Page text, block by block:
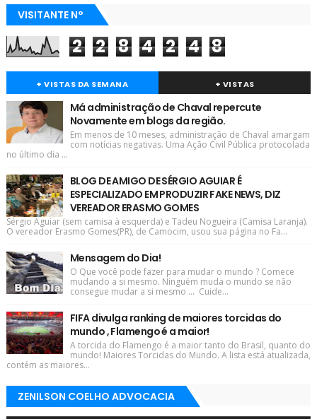
VISITANTE N°
2 2 8 4 2 4 8
+ VISTAS DA SEMANA + VISTAS
Má administração de Chaval repercute
Novamente em blogs da região.
Em menos de 10 meses, administração de Chaval amargam
com notícias negativas. Uma Ação Civil Pública protocolada
no último dia ...
BLOG DE AMIGO DE SÉRGIO AGUIAR É
ESPECIALIZADO EM PRODUZIR FAKE NEWS, DIZ
VEREADOR ERASMO GOMES
Sérgio Aguiar (sem camisa à esquerda) e Tadeu Nogueira (Camisa Laranja).
O vereador Erasmo Gomes(PR), de Camocim, usou sua página no Fa...
Mensagem do Dia!
O Que você pode fazer para mudar o mundo ? Comece
mudando a si mesmo. Ninguém muda o mundo se não
consegue mudar a si mesmo ... Cuide...
FIFA divulga ranking de maiores torcidas do
mundo , Flamengo é a maior!
A torcida do Flamengo é a maior tanto do Brasil, quanto do
mundo! Maiores Torcidas do Mundo. A lista está atualizada,
contém as maiores...
ZENILSON COELHO ADVOCACIA